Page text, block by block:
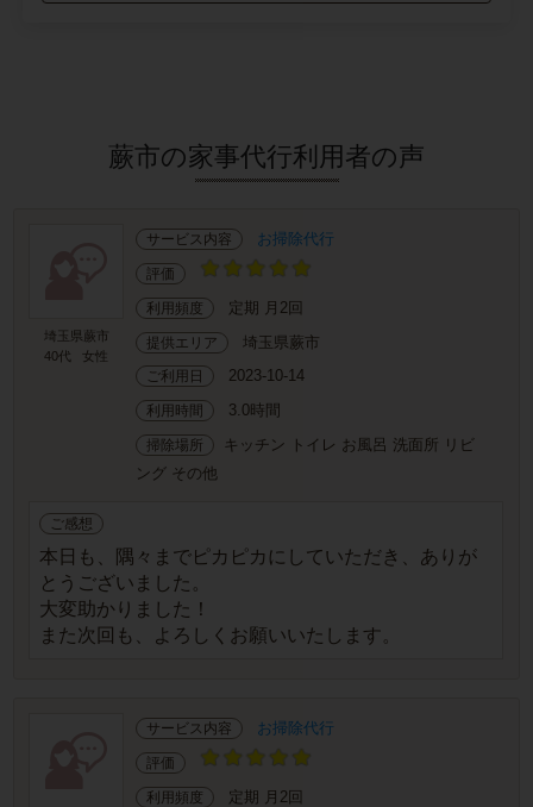
蕨市の家事代行利用者の声
埼玉県蕨市
40代
女性
サービス内容 お掃除代行
評価
利用頻度 定期 月2回
提供エリア 埼玉県蕨市
ご利用日 2023-10-14
利用時間 3.0時間
掃除場所
キッチン トイレ お風呂 洗面所 リビ
ング その他
ご感想
本日も、隅々までピカピカにしていただき、ありが
とうございました。
大変助かりました！
また次回も、よろしくお願いいたします。
サービス内容 お掃除代行
評価
利用頻度 定期 月2回